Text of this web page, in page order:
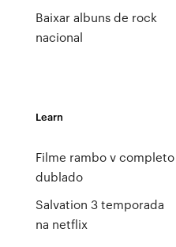
Baixar albuns de rock
nacional
Learn
Filme rambo v completo
dublado
Salvation 3 temporada
na netflix